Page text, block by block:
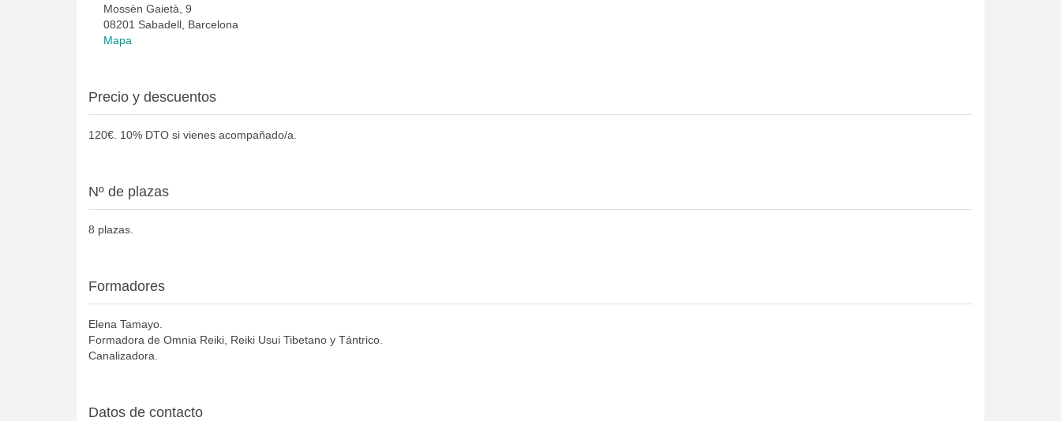
Mossèn Gaietà, 9
08201 Sabadell, Barcelona
Mapa
Precio y descuentos
120€. 10% DTO si vienes acompañado/a.
Nº de plazas
8 plazas.
Formadores
Elena Tamayo.
Formadora de Omnia Reiki, Reiki Usui Tibetano y Tántrico.
Canalizadora.
Datos de contacto